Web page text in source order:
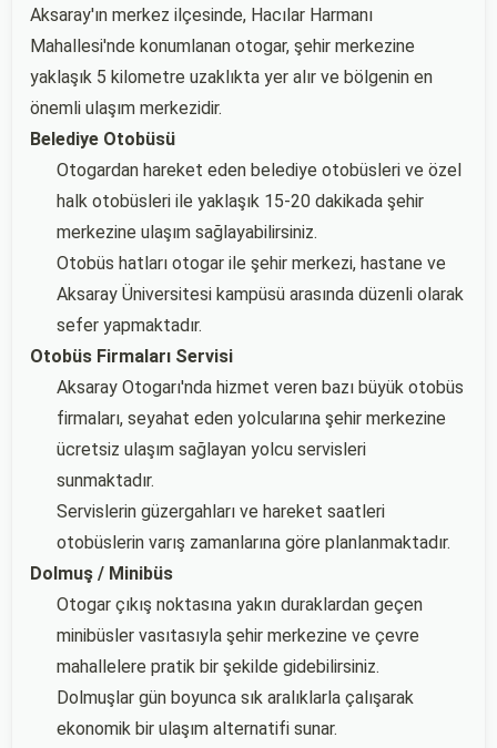
Aksaray'ın merkez ilçesinde, Hacılar Harmanı
Mahallesi'nde konumlanan otogar, şehir merkezine
yaklaşık 5 kilometre uzaklıkta yer alır ve bölgenin en
önemli ulaşım merkezidir.
Belediye Otobüsü
Otogardan hareket eden belediye otobüsleri ve özel
halk otobüsleri ile yaklaşık 15-20 dakikada şehir
merkezine ulaşım sağlayabilirsiniz.
Otobüs hatları otogar ile şehir merkezi, hastane ve
Aksaray Üniversitesi kampüsü arasında düzenli olarak
sefer yapmaktadır.
Otobüs Firmaları Servisi
Aksaray Otogarı'nda hizmet veren bazı büyük otobüs
firmaları, seyahat eden yolcularına şehir merkezine
ücretsiz ulaşım sağlayan yolcu servisleri
sunmaktadır.
Servislerin güzergahları ve hareket saatleri
otobüslerin varış zamanlarına göre planlanmaktadır.
Dolmuş / Minibüs
Otogar çıkış noktasına yakın duraklardan geçen
minibüsler vasıtasıyla şehir merkezine ve çevre
mahallelere pratik bir şekilde gidebilirsiniz.
Dolmuşlar gün boyunca sık aralıklarla çalışarak
ekonomik bir ulaşım alternatifi sunar.